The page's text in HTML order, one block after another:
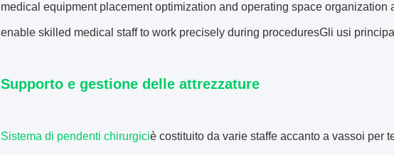
medical equipment placement optimization and operating space
enable skilled medical staff to work precisely during proceduresGli usi
Supporto e gestione delle attrezzature
Sistema di pendenti chirurgiciè costituito da varie staffe accanto a vassoi per